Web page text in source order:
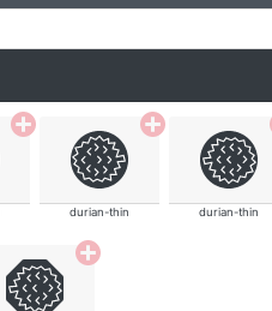
durian-thin durian-thin